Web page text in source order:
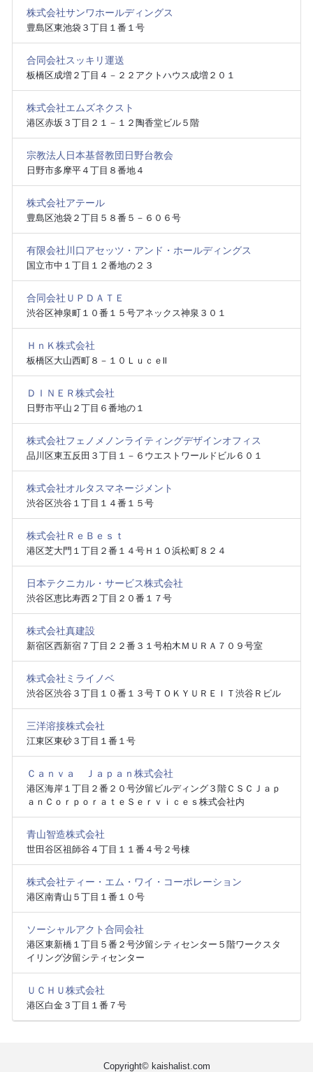
株式会社サンワホールディングス
豊島区東池袋３丁目１番１号
合同会社スッキリ運送
板橋区成増２丁目４－２２アクトハウス成増２０１
株式会社エムズネクスト
港区赤坂３丁目２１－１２陶香堂ビル５階
宗教法人日本基督教団日野台教会
日野市多摩平４丁目８番地４
株式会社アテール
豊島区池袋２丁目５８番５－６０６号
有限会社川口アセッツ・アンド・ホールディングス
国立市中１丁目１２番地の２３
合同会社ＵＰＤＡＴＥ
渋谷区神泉町１０番１５号アネックス神泉３０１
ＨｎＫ株式会社
板橋区大山西町８－１０ＬｕｃｅⅡ
ＤＩＮＥＲ株式会社
日野市平山２丁目６番地の１
株式会社フェノメノンライティングデザインオフィス
品川区東五反田３丁目１－６ウエストワールドビル６０１
株式会社オルタスマネージメント
渋谷区渋谷１丁目１４番１５号
株式会社ＲｅＢｅｓｔ
港区芝大門１丁目２番１４号Ｈ１Ｏ浜松町８２４
日本テクニカル・サービス株式会社
渋谷区恵比寿西２丁目２０番１７号
株式会社真建設
新宿区西新宿７丁目２２番３１号柏木ＭＵＲＡ７０９号室
株式会社ミライノベ
渋谷区渋谷３丁目１０番１３号ＴＯＫＹＵＲＥＩＴ渋谷Ｒビル
三洋溶接株式会社
江東区東砂３丁目１番１号
Ｃａｎｖａ Ｊａｐａｎ株式会社
港区海岸１丁目２番２０号汐留ビルディング３階ＣＳＣＪａｐ
ａｎＣｏｒｐｏｒａｔｅＳｅｒｖｉｃｅｓ株式会社内
青山智造株式会社
世田谷区祖師谷４丁目１１番４号２号棟
株式会社ティー・エム・ワイ・コーポレーション
港区南青山５丁目１番１０号
ソーシャルアクト合同会社
港区東新橋１丁目５番２号汐留シティセンター５階ワークスタ
イリング汐留シティセンター
ＵＣＨＵ株式会社
港区白金３丁目１番７号
Copyright© kaishalist.com